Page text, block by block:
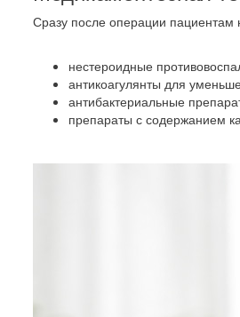
Сразу после операции пациентам
нестероидные
антикоагулянты для
антибактериальные
препараты с содержанием